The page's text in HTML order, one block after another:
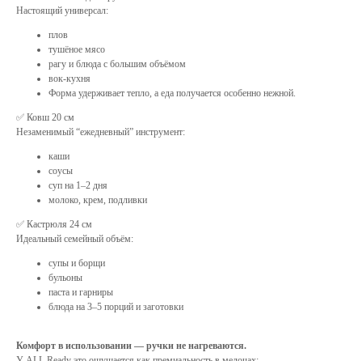
Настоящий универсал:
плов
тушёное мясо
рагу и блюда с большим объёмом
вок-кухня
Форма удерживает тепло, а еда получается особенно нежной.
✅ Ковш 20 см
Незаменимый “ежедневный” инструмент:
каши
соусы
суп на 1–2 дня
молоко, крем, подливки
✅ Кастрюля 24 см
Идеальный семейный объём:
супы и борщи
бульоны
паста и гарниры
блюда на 3–5 порций и заготовки
Комфорт в использовании — ручки не нагреваются.